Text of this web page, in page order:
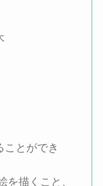
ことができ
を描くこと、